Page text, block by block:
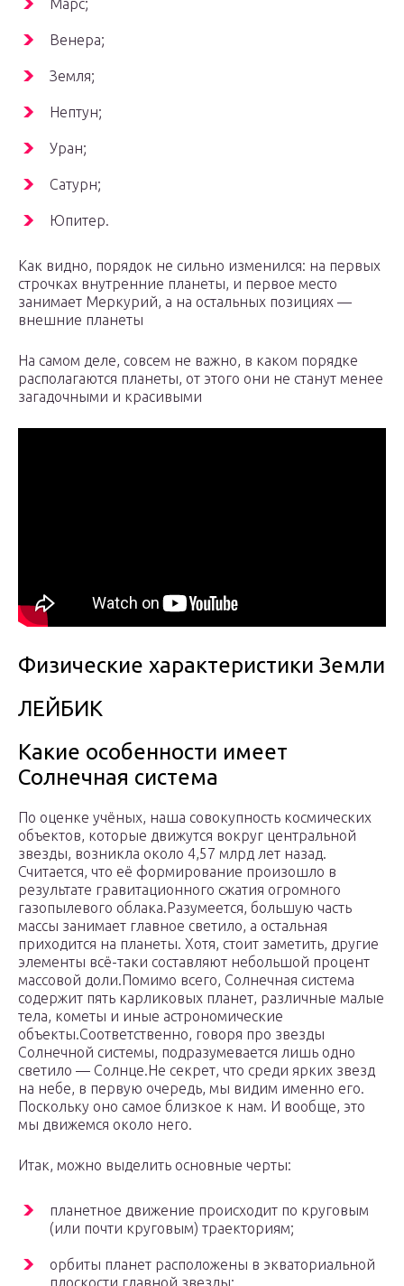
Марс;
Венера;
Земля;
Нептун;
Уран;
Сатурн;
Юпитер.
Как видно, порядок не сильно изменился: на первых
строчках внутренние планеты, и первое место
занимает Меркурий, а на остальных позициях —
внешние планеты
На самом деле, совсем не важно, в каком порядке
располагаются планеты, от этого они не станут менее
загадочными и красивыми
Физические характеристики Земли
ЛЕЙБИК
Какие особенности имеет
Солнечная система
По оценке учёных, наша совокупность космических
объектов, которые движутся вокруг центральной
звезды, возникла около 4,57 млрд лет назад.
Считается, что её формирование произошло в
результате гравитационного сжатия огромного
газопылевого облака.Разумеется, большую часть
массы занимает главное светило, а остальная
приходится на планеты. Хотя, стоит заметить, другие
элементы всё-таки составляют небольшой процент
массовой доли.Помимо всего, Солнечная система
содержит пять карликовых планет, различные малые
тела, кометы и иные астрономические
объекты.Соответственно, говоря про звезды
Солнечной системы, подразумевается лишь одно
светило — Солнце.Не секрет, что среди ярких звезд
на небе, в первую очередь, мы видим именно его.
Поскольку оно самое близкое к нам. И вообще, это
мы движемся около него.
Итак, можно выделить основные черты:
планетное движение происходит по круговым
(или почти круговым) траекториям;
орбиты планет расположены в экваториальной
плоскости главной звезды;